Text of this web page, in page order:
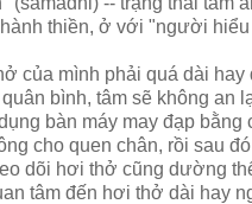
thiền, ở với "người hiểu
của mình phải quá dài hay
bình, tâm sẽ không an
bàn máy may đạp bằng
cho quen chân, rồi sau
dõi hơi thở cũng dường
tâm đến hơi thở dài hay